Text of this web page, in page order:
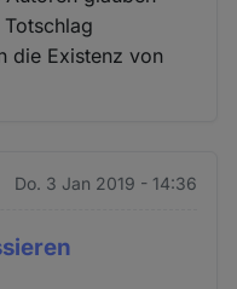
die Existenz von
Do. 3 Jan 2019 - 14:36